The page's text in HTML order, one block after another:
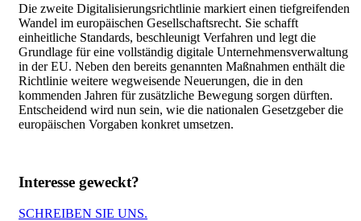
Die zweite Digitalisierungsrichtlinie markiert einen tiefgreifenden
Wandel im europäischen Gesellschaftsrecht. Sie schafft
einheitliche Standards, beschleunigt Verfahren und legt die
Grundlage für eine vollständig digitale Unternehmensverwaltung
in der EU. Neben den bereits genannten Maßnahmen enthält die
Richtlinie weitere wegweisende Neuerungen, die in den
kommenden Jahren für zusätzliche Bewegung sorgen dürften.
Entscheidend wird nun sein, wie die nationalen Gesetzgeber die
europäischen Vorgaben konkret umsetzen.
Interesse geweckt?
SCHREIBEN SIE UNS.